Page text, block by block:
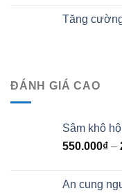
Tăng
ĐÁNH GIÁ CAO
Sâm khô
550.000₫ –
An cung